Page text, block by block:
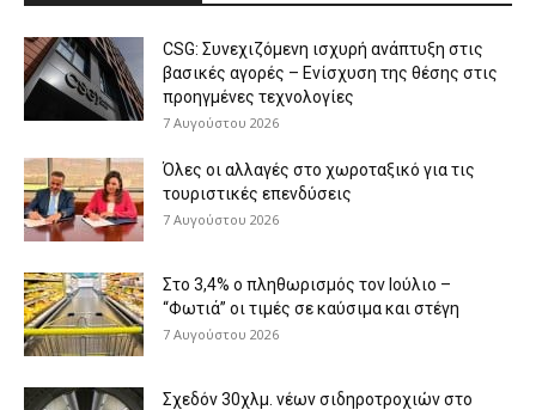
CSG: Συνεχιζόμενη ισχυρή ανάπτυξη στις
βασικές αγορές – Ενίσχυση της θέσης στις
προηγμένες τεχνολογίες
7 Αυγούστου 2026
Όλες οι αλλαγές στο χωροταξικό για τις
τουριστικές επενδύσεις
7 Αυγούστου 2026
Στο 3,4% ο πληθωρισμός τον Ιούλιο –
“Φωτιά” οι τιμές σε καύσιμα και στέγη
7 Αυγούστου 2026
Σχεδόν 30χλμ. νέων σιδηροτροχιών στο